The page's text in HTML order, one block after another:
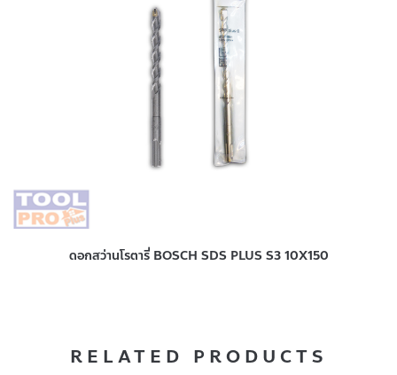
ดอกสว่านโรตารี่ BOSCH SDS PLUS S3 10X150
RELATED PRODUCTS